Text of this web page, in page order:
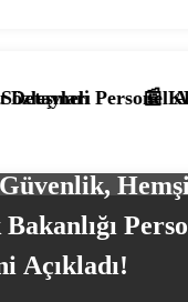
Alımı Başladı!
KPSS’li ve
Açıkladı!